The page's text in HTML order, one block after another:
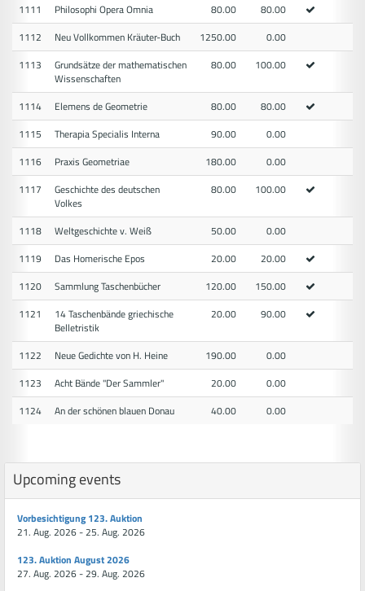
1111
Philosophi Opera Omnia 80.00
80.00
1112
Neu Vollkommen Kräuter-Buch 1250.00
0.00
1113
Grundsätze der mathematischen
Wissenschaften
80.00 100.00
1114 Elemens de Geometrie 80.00
80.00
1115
Therapia Specialis Interna 90.00
0.00
1116
Praxis Geometriae 180.00
0.00
1117
Geschichte des deutschen
Volkes
80.00 100.00
1118 Weltgeschichte v. Weiß 50.00
0.00
1119
Das Homerische Epos 20.00
20.00
1120
Sammlung Taschenbücher 120.00
150.00
1121
14 Taschenbände griechische
Belletristik
20.00 90.00
1122 Neue Gedichte von H. Heine 190.00
0.00
1123
Acht Bände "Der Sammler" 20.00
0.00
1124
An der schönen blauen Donau 40.00 0.00
Upcoming events
Vorbesichtigung 123. Auktion
21. Aug. 2026 - 25. Aug. 2026
123. Auktion August 2026
27. Aug. 2026 - 29. Aug. 2026